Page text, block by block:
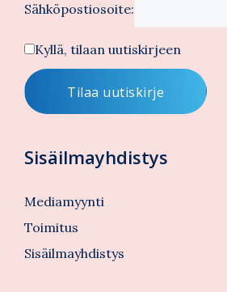
Sähköpostiosoite:
Kyllä, tilaan uutiskirjeen
Sisäilmayhdistys
Mediamyynti
Toimitus
Sisäilmayhdistys